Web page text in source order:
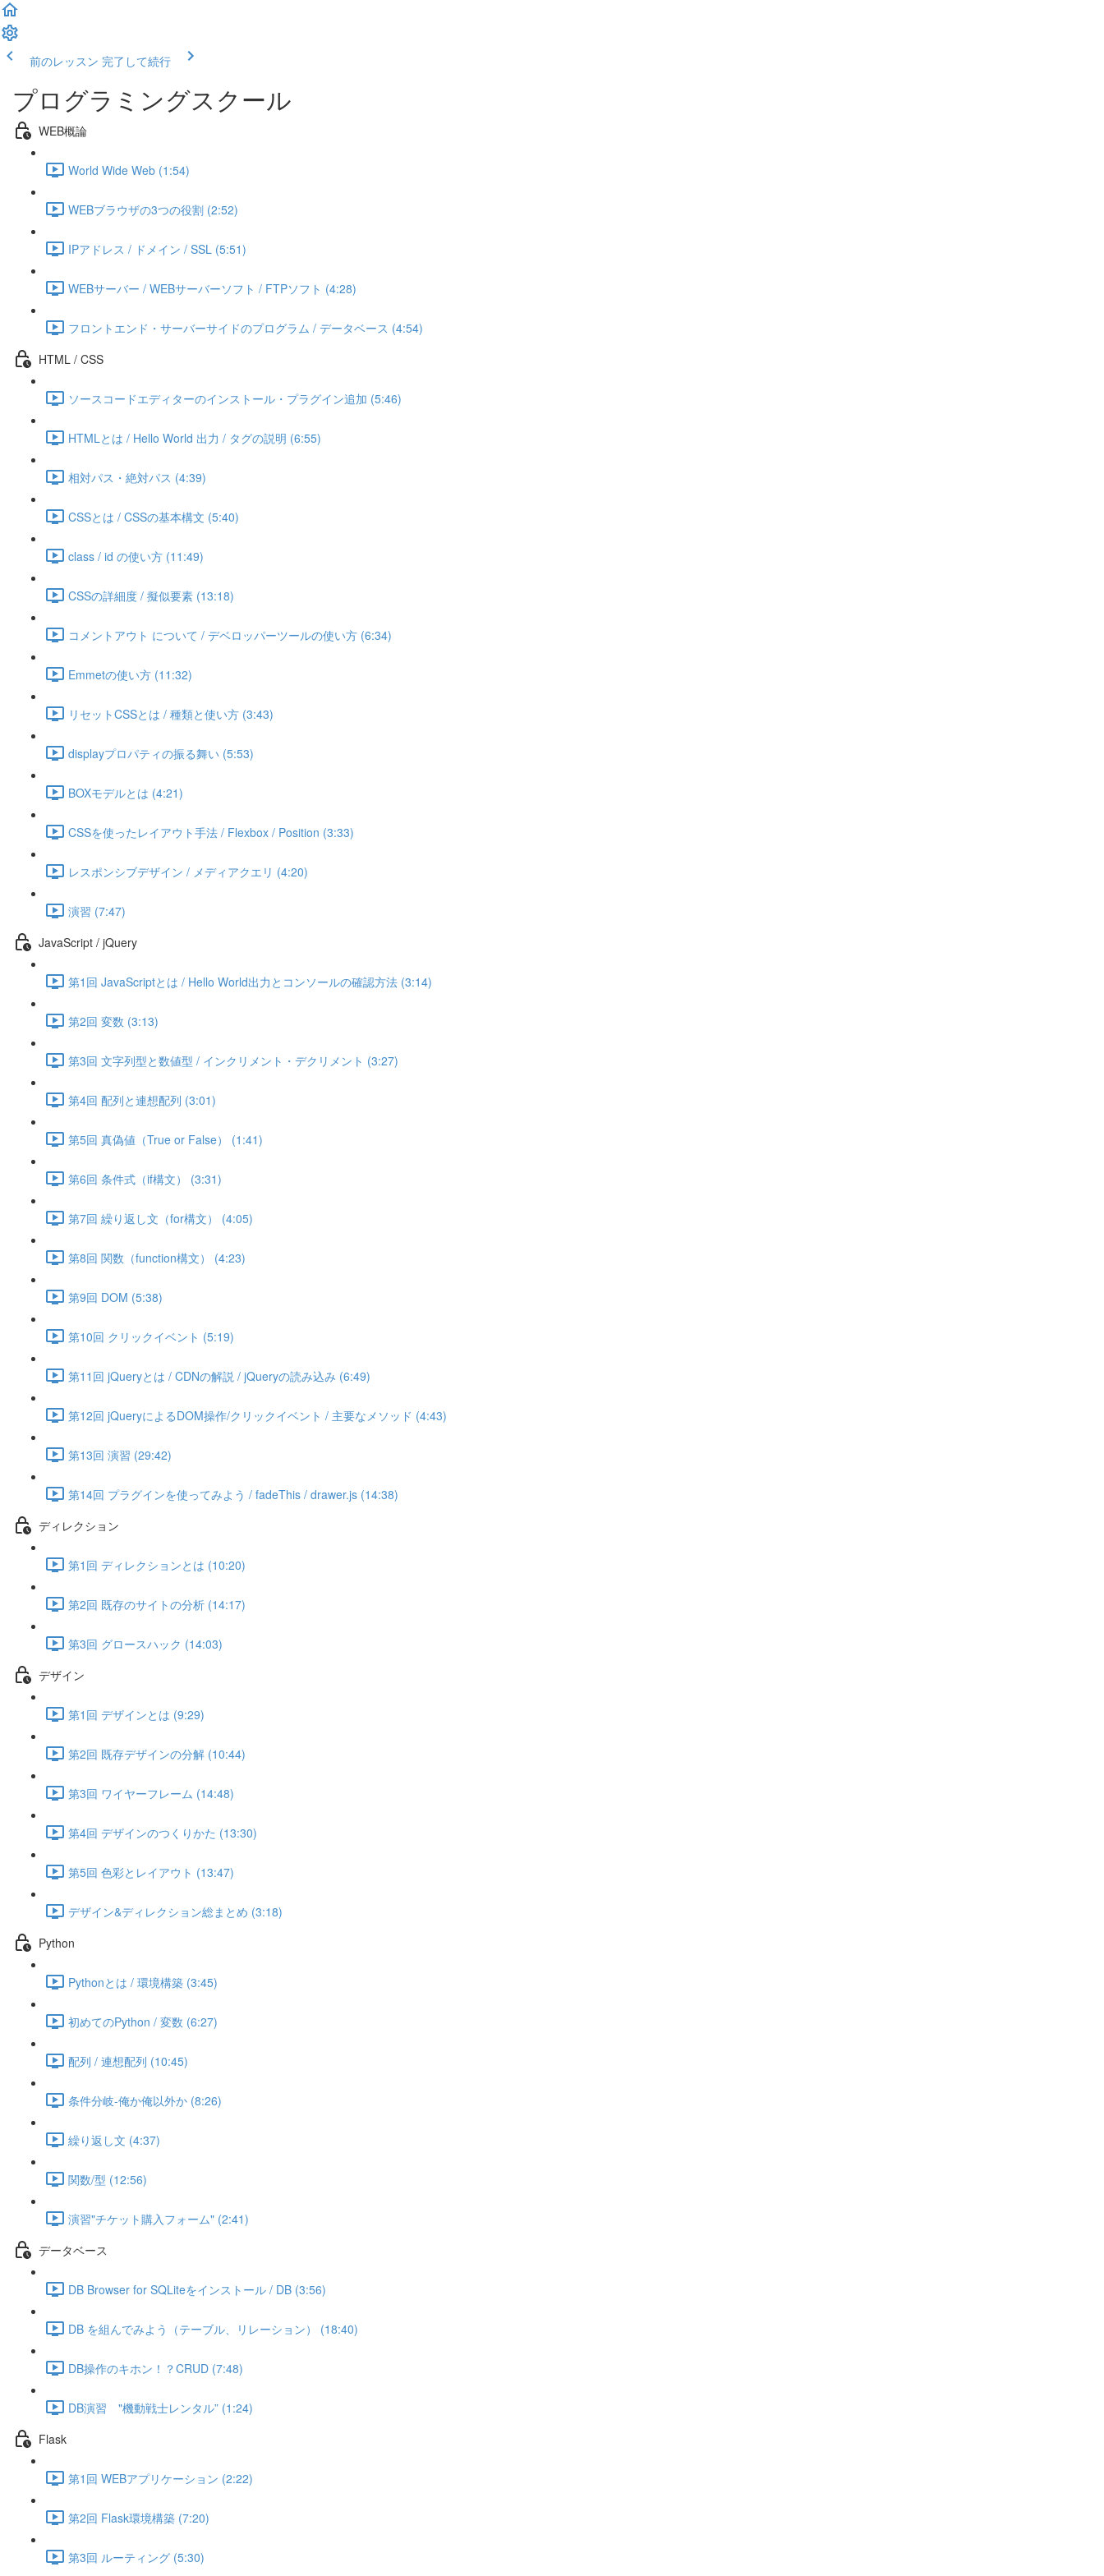
前のレッスン 完了して続行
プログラミングスクール
WEB概論
World Wide Web (1:54)
WEBブラウザの3つの役割 (2:52)
IPアドレス / ドメイン / SSL (5:51)
WEBサーバー / WEBサーバーソフト / FTPソフト (4:28)
フロントエンド・サーバーサイドのプログラム / データベース (4:54)
HTML / CSS
ソースコードエディターのインストール・プラグイン追加 (5:46)
HTMLとは / Hello World 出力 / タグの説明 (6:55)
相対パス・絶対パス (4:39)
CSSとは / CSSの基本構文 (5:40)
class / id の使い方 (11:49)
CSSの詳細度 / 擬似要素 (13:18)
コメントアウト について / デベロッパーツールの使い方 (6:34)
Emmetの使い方 (11:32)
リセットCSSとは / 種類と使い方 (3:43)
displayプロパティの振る舞い (5:53)
BOXモデルとは (4:21)
CSSを使ったレイアウト手法 / Flexbox / Position (3:33)
レスポンシブデザイン / メディアクエリ (4:20)
演習 (7:47)
JavaScript / jQuery
第1回 JavaScriptとは / Hello World出力とコンソールの確認方法 (3:14)
第2回 変数 (3:13)
第3回 文字列型と数値型 / インクリメント・デクリメント (3:27)
第4回 配列と連想配列 (3:01)
第5回 真偽値（True or False） (1:41)
第6回 条件式（if構文） (3:31)
第7回 繰り返し文（for構文） (4:05)
第8回 関数（function構文） (4:23)
第9回 DOM (5:38)
第10回 クリックイベント (5:19)
第11回 jQueryとは / CDNの解説 / jQueryの読み込み (6:49)
第12回 jQueryによるDOM操作/クリックイベント / 主要なメソッド (4:43)
第13回 演習 (29:42)
第14回 プラグインを使ってみよう / fadeThis / drawer.js (14:38)
ディレクション
第1回 ディレクションとは (10:20)
第2回 既存のサイトの分析 (14:17)
第3回 グロースハック (14:03)
デザイン
第1回 デザインとは (9:29)
第2回 既存デザインの分解 (10:44)
第3回 ワイヤーフレーム (14:48)
第4回 デザインのつくりかた (13:30)
第5回 色彩とレイアウト (13:47)
デザイン&ディレクション総まとめ (3:18)
Python
Pythonとは / 環境構築 (3:45)
初めてのPython / 変数 (6:27)
配列 / 連想配列 (10:45)
条件分岐-俺か俺以外か (8:26)
繰り返し文 (4:37)
関数/型 (12:56)
演習"チケット購入フォーム" (2:41)
データベース
DB Browser for SQLiteをインストール / DB (3:56)
DB を組んでみよう（テーブル、リレーション） (18:40)
DB操作のキホン！？CRUD (7:48)
DB演習 "機動戦士レンタル” (1:24)
Flask
第1回 WEBアプリケーション (2:22)
第2回 Flask環境構築 (7:20)
第3回 ルーティング (5:30)